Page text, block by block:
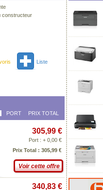
constructeur
Liste
PORT PRIX TOTAL
305,99 €
Port : + 0,00 €
Prix Total : 305,99 €
Voir cette offre
340,83 €